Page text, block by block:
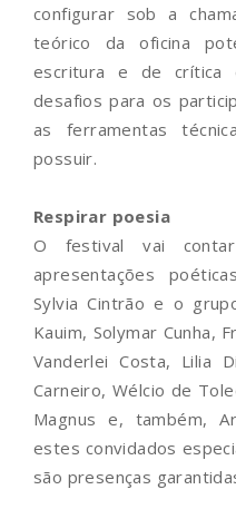
configurar sob a
teórico da oficina
escritura e de crítica
desafios para os
as ferramentas
possuir.
Respirar poesia
O festival vai
apresentações
Sylvia Cintrão e o
Kauim, Solymar Cunha,
Vanderlei Costa, Lilia
Carneiro, Wélcio de
Magnus e, também,
estes convidados
são presenças